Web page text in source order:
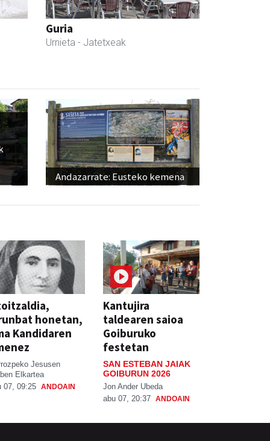
Guria
Urnieta - Jatetxeak
Andazarrate: Eusteko kemena
honetan,
Kandidaren
Jesusen
Elkartea
07, 09:25 ANDOAIN
Kantujira
taldearen saioa
Goiburuko
festetan
SAN ESTEBAN JAIAK
GOIBURUN 2026
Jon Ander Ubeda
abu 07, 20:37 ANDOAIN